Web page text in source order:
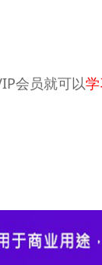
会员就可以